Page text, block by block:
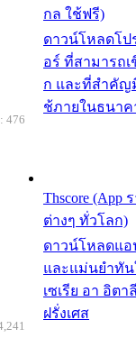
กล ใช้ฟรี)
ดาวน์โหลดโป
อร์ ที่สามารถ
ก และที่สำคัญ
ช้ภายในธนาค
Thscore
ต่างๆ ทั่วโลก)
ดาวน์โหลดแอ
และแม่นยำทัน
เซเรีย อา อิต
ฝรั่งเศส
476